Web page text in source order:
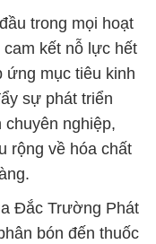
trong mọi hoạt
kết nỗ lực hết
ứng mục tiêu kinh
sự phát triển
nghiệp,
rộng về hóa chất
Đắc Trường Phát
bón đến thuốc